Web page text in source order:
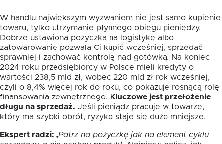
W handlu największym wyzwaniem nie jest samo kupienie
towaru, tylko utrzymanie płynnego obiegu pieniędzy.
Dobrze ustawiona pożyczka na logistykę albo
zatowarowanie pozwala Ci kupić wcześniej, sprzedać
sprawniej i zachować kontrolę nad gotówką. Na koniec
2024 roku przedsiębiorcy w Polsce mieli kredyty o
wartości 238,5 mld zł, wobec 220 mld zł rok wcześniej,
czyli o 8,4% więcej rok do roku, co pokazuje rosnącą rolę
finansowania zewnętrznego. Kluczowe jest przełożenie
długu na sprzedaż. Jeśli pieniądz pracuje w towarze,
który ma szybki obrót, ryzyko staje się dużo mniejsze.
Ekspert radzi: „Patrz na pożyczkę jak na element cyklu